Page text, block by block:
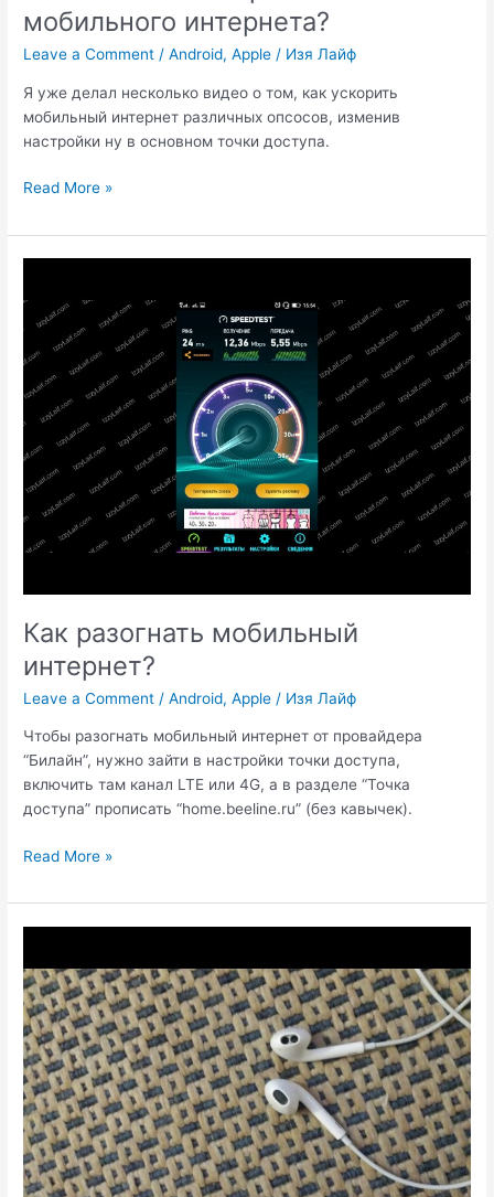
мобильного интернета?
Leave a Comment /Android,Apple / Изя Лайф
Я уже делал несколько видео о том, как ускорить
мобильный интернет различных опсосов, изменив
настройки ну в основном точки доступа.
Как
скорость
мобильного
Read More »
Как разогнать мобильный
интернет?
Leave a Comment /Android,Apple / Изя Лайф
Чтобы разогнать мобильный интернет от провайдера
“Билайн”, нужно зайти в настройки точки доступа,
включить там канал LTE или 4G, а в разделе “Точка
доступа” прописать “home.beeline.ru” (без кавычек).
Как
мобильный
интернет?
Read More »